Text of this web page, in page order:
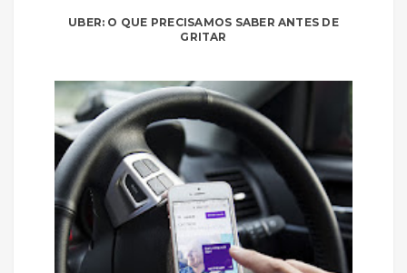
UBER: O QUE PRECISAMOS SABER ANTES DE
GRITAR